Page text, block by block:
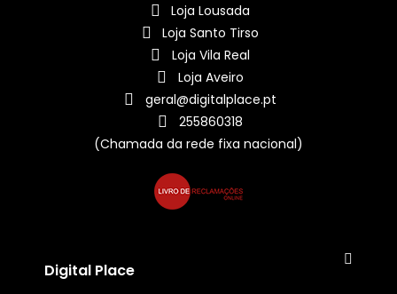
Loja Lousada
Loja Santo Tirso
Loja Vila Real
Loja Aveiro
geral@digitalplace.pt
255860318
(Chamada da rede fixa nacional)
Digital Place